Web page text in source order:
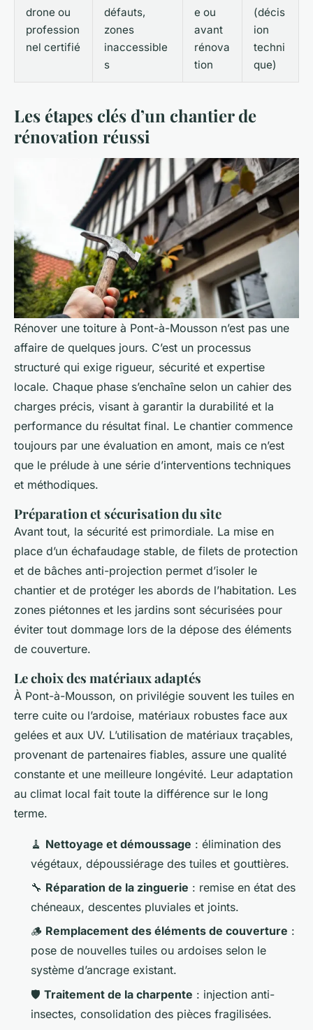
drone ou
profession
nel certifié
défauts,
zones
inaccessible
s
e ou
avant
rénova
tion
(décis
ion
techni
que)
Les étapes clés d’un chantier de
rénovation réussi
Rénover une toiture à Pont-à-Mousson n’est pas une
affaire de quelques jours. C’est un processus
structuré qui exige rigueur, sécurité et expertise
locale. Chaque phase s’enchaîne selon un cahier des
charges précis, visant à garantir la durabilité et la
performance du résultat final. Le chantier commence
toujours par une évaluation en amont, mais ce n’est
que le prélude à une série d’interventions techniques
et méthodiques.
Préparation et sécurisation du site
Avant tout, la sécurité est primordiale. La mise en
place d’un échafaudage stable, de filets de protection
et de bâches anti-projection permet d’isoler le
chantier et de protéger les abords de l’habitation. Les
zones piétonnes et les jardins sont sécurisées pour
éviter tout dommage lors de la dépose des éléments
de couverture.
Le choix des matériaux adaptés
À Pont-à-Mousson, on privilégie souvent les tuiles en
terre cuite ou l’ardoise, matériaux robustes face aux
gelées et aux UV. L’utilisation de matériaux traçables,
provenant de partenaires fiables, assure une qualité
constante et une meilleure longévité. Leur adaptation
au climat local fait toute la différence sur le long
terme.
🧹 Nettoyage et démoussage : élimination des
végétaux, dépoussiérage des tuiles et gouttières.
🔧 Réparation de la zinguerie : remise en état des
chéneaux, descentes pluviales et joints.
🪵 Remplacement des éléments de couverture :
pose de nouvelles tuiles ou ardoises selon le
système d’ancrage existant.
🛡️ Traitement de la charpente : injection anti-
insectes, consolidation des pièces fragilisées.